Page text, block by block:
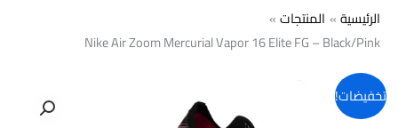
الرئيسية
المنتجات
Nike Air Zoom Mercurial Vapor 16 Elite FG – Black/Pink
تخفيضات!
كمية
Nike